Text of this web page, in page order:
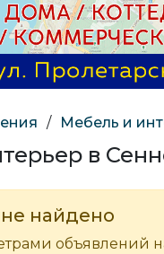
/ Мебель и
в
найдено
объявлений